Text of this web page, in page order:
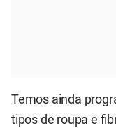
Temos ainda
tipos de roupa e